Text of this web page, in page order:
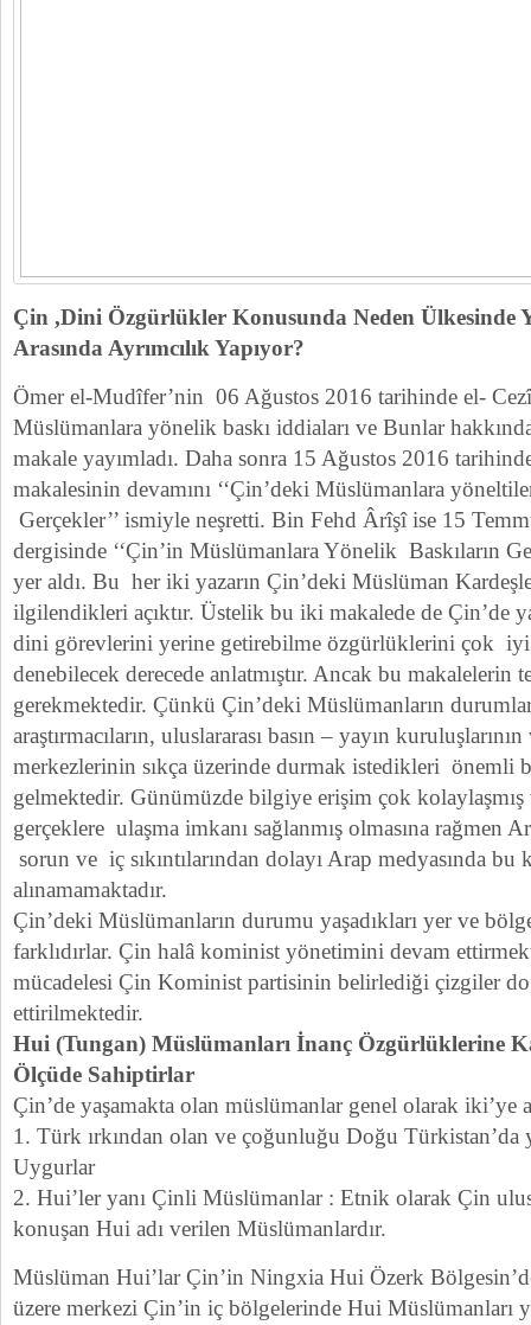
Çin ,Dini Özgürlükler Konusunda Neden Ülkesinde
Arasında Ayrımcılık Yapıyor?
Ömer el-Mudîfer’nin 06 Ağustos 2016 tarihinde el-
Müslümanlara yönelik baskı iddiaları ve Bunlar
makale yayımladı. Daha sonra 15 Ağustos 2016
makalesinin devamını ‘‘Çin’deki Müslümanlara
Gerçekler’’ ismiyle neşretti. Bin Fehd Ârîşî ise 15
dergisinde ‘‘Çin’in Müslümanlara Yönelik Baskıların
yer aldı. Bu her iki yazarın Çin’deki Müslüman
ilgilendikleri açıktır. Üstelik bu iki makalede de Çin’de
dini görevlerini yerine getirebilme özgürlüklerini çok
denebilecek derecede anlatmıştır. Ancak bu makalelerin
gerekmektedir. Çünkü Çin’deki Müslümanların
araştırmacıların, uluslararası basın – yayın kuruluşlarının
merkezlerinin sıkça üzerinde durmak istedikleri önemli
gelmektedir. Günümüzde bilgiye erişim çok kolaylaşmış
gerçeklere ulaşma imkanı sağlanmış olmasına rağmen
sorun ve iç sıkıntılarından dolayı Arap medyasında bu
alınamamaktadır.
Çin’deki Müslümanların durumu yaşadıkları yer ve
farklıdırlar. Çin halâ kominist yönetimini devam
mücadelesi Çin Kominist partisinin belirlediği çizgiler
ettirilmektedir.
Hui (Tungan) Müslümanları İnanç Özgürlüklerine
Ölçüde Sahiptirlar
Çin’de yaşamakta olan müslümanlar genel olarak iki’ye
1. Türk ırkından olan ve çoğunluğu Doğu Türkistan’da
Uygurlar
2. Hui’ler yanı Çinli Müslümanlar : Etnik olarak Çin
konuşan Hui adı verilen Müslümanlardır.
Müslüman Hui’lar Çin’in Ningxia Hui Özerk
üzere merkezi Çin’in iç bölgelerinde Hui Müslümanları